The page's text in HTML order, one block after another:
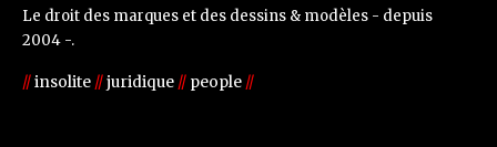
Le droit des marques et des dessins & modèles - depuis
2004 -.
//insolite //juridique // people //